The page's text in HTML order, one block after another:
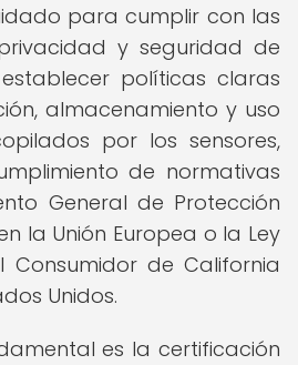
para cumplir con las
y seguridad de
políticas claras
almacenamiento y uso
por los sensores,
de normativas
General de Protección
la Unión Europea o la Ley
de California
Unidos.
es la certificación